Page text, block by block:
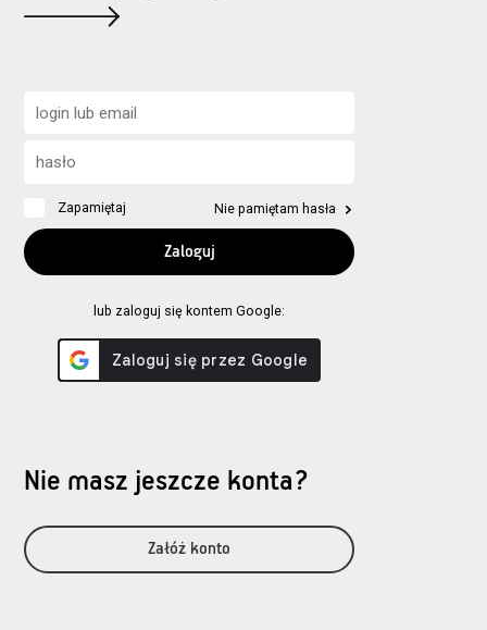
Zapamiętaj Nie pamiętam hasła
lub zaloguj się kontem Google:
Nie masz jeszcze konta?
Załóż konto